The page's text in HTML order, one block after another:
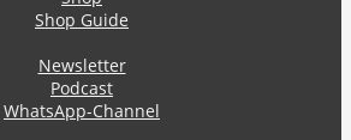
Shop Guide
Newsletter
Podcast
WhatsApp-Channel